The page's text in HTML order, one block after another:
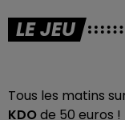
LE JEU
Tous les matins
KDOde 50 euros !